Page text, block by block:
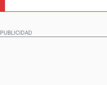
PUBLICIDAD